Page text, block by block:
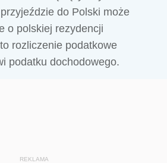
do Polski może
o polskiej rezydencji
rozliczenie podatkowe
podatku dochodowego.
REKLAMA